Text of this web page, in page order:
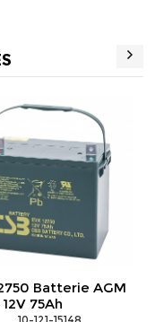
Batterie AGM